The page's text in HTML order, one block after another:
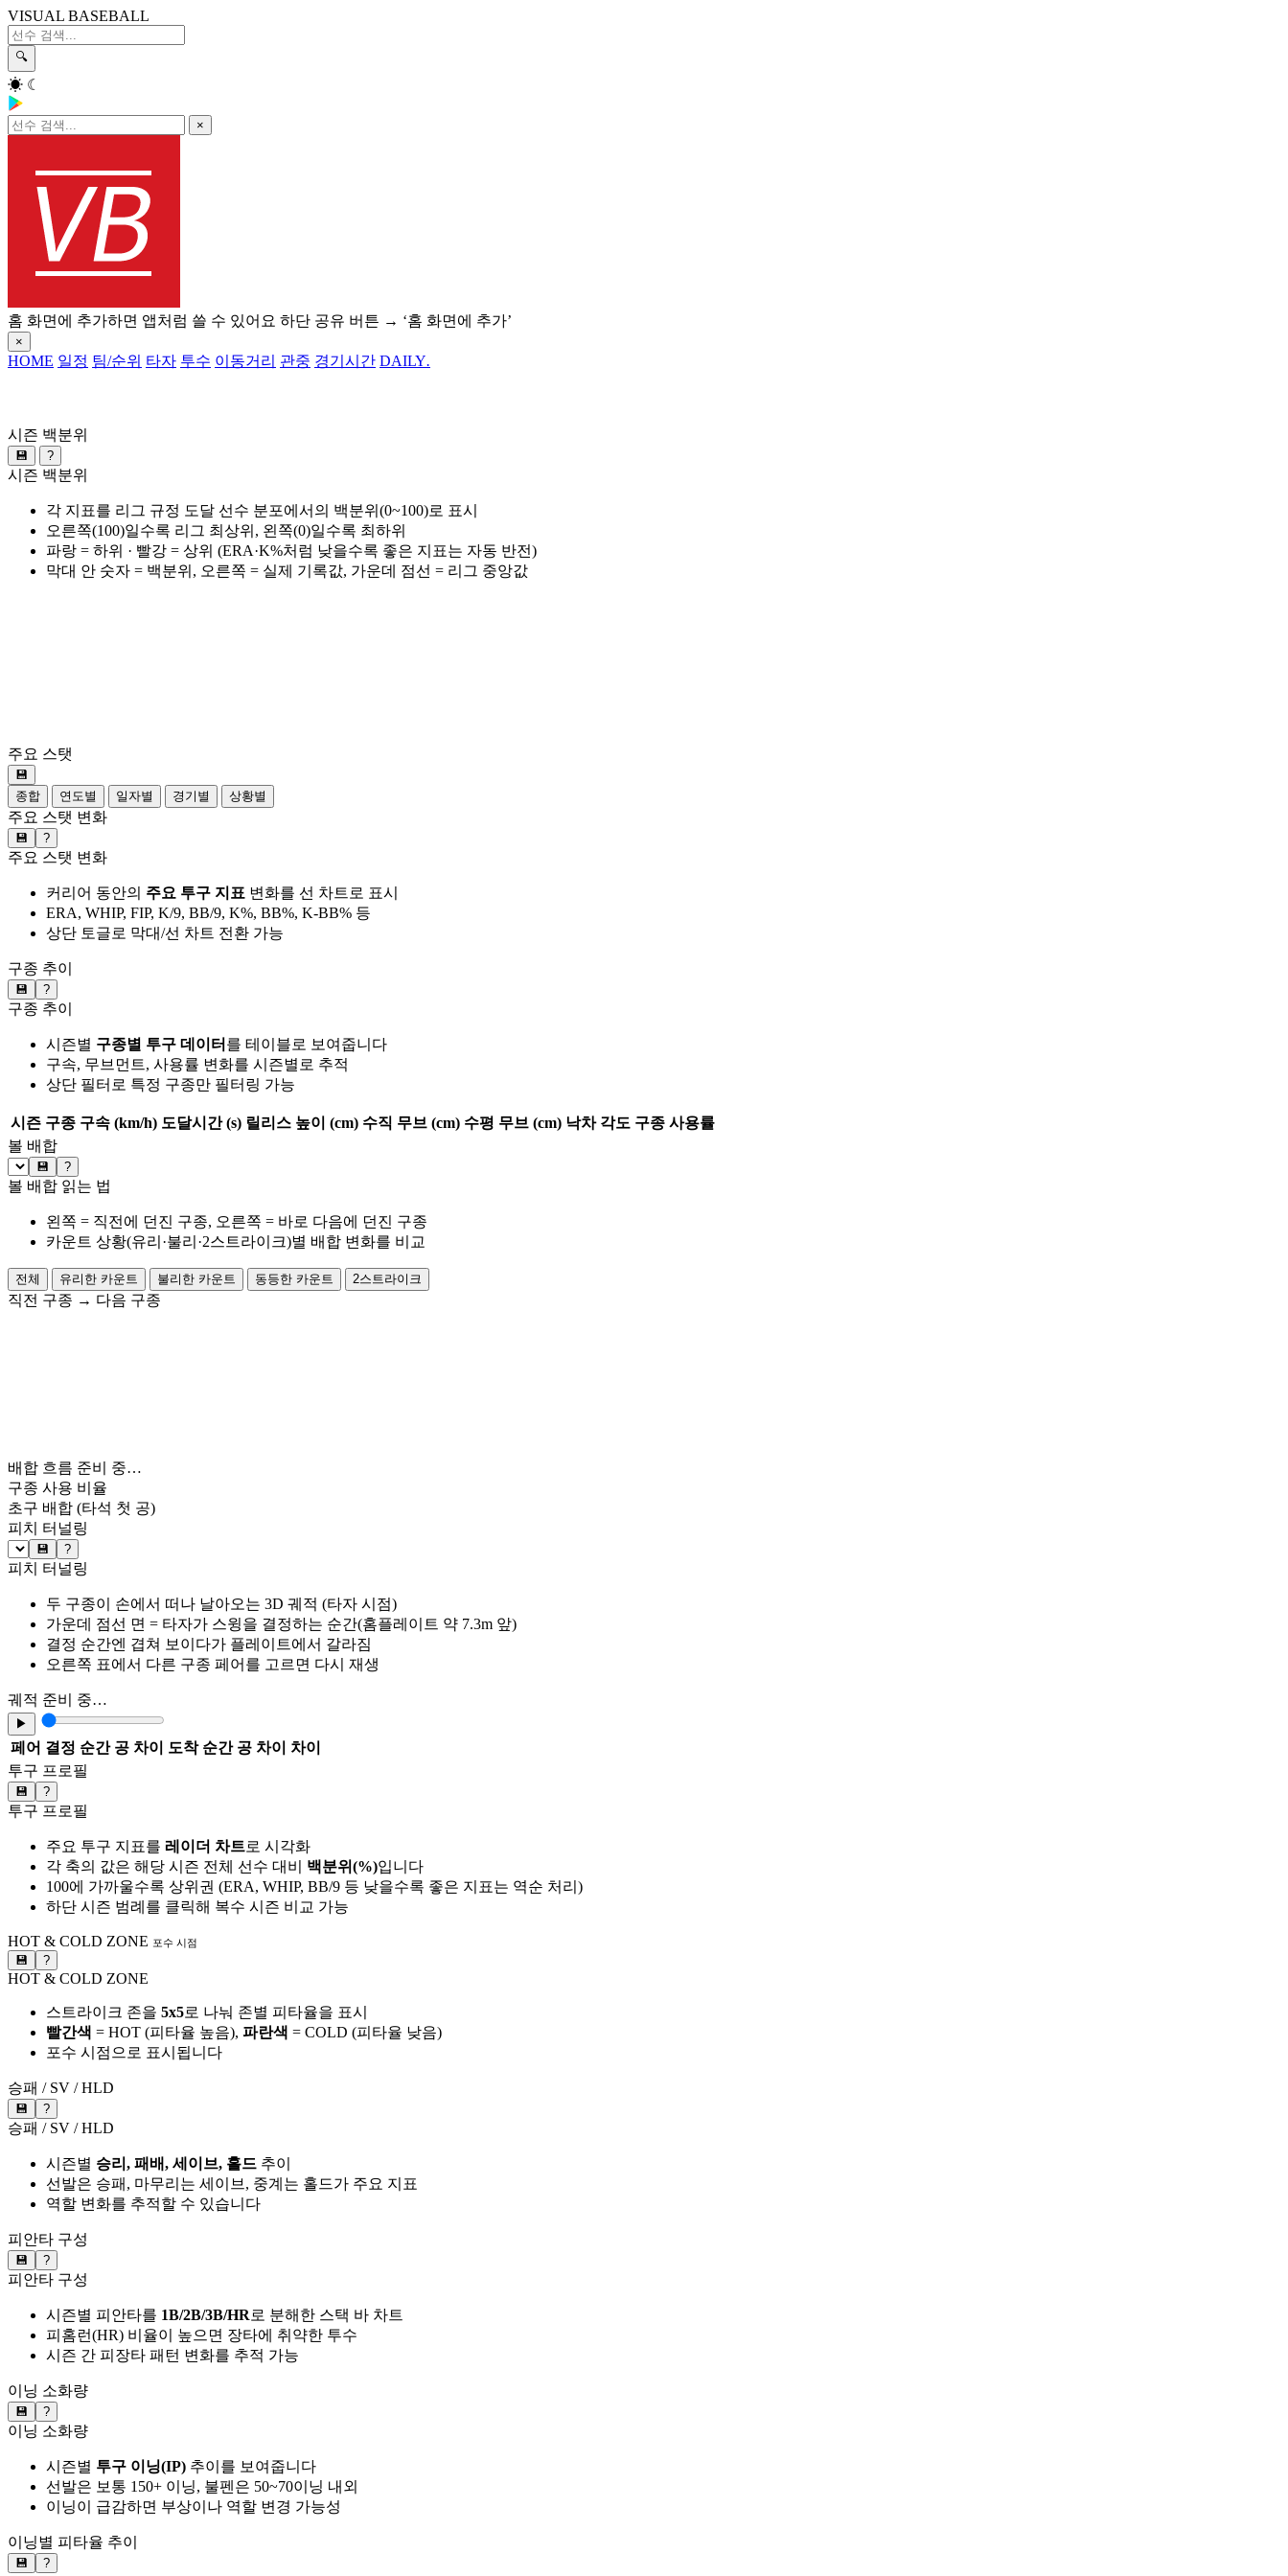
VISUAL BASEBALL
🔍
☀ ☾
×
홈 화면에 추가하면 앱처럼 쓸 수 있어요 하단 공유 버튼 → ‘홈 화면에 추가’
×
HOME 일정 팀/순위 타자 투수 이동거리 관중 경기시간 DAILY.
시즌 백분위
💾 ?
시즌 백분위
각 지표를 리그 규정 도달 선수 분포에서의 백분위(0~100)로 표시
오른쪽(100)일수록 리그 최상위, 왼쪽(0)일수록 최하위
파랑 = 하위 · 빨강 = 상위 (ERA·K%처럼 낮을수록 좋은 지표는 자동 반전)
막대 안 숫자 = 백분위, 오른쪽 = 실제 기록값, 가운데 점선 = 리그 중앙값
주요 스탯
💾
종합
연도별 일자별 경기별 상황별
주요 스탯 변화
💾 ?
주요 스탯 변화
커리어 동안의 주요 투구 지표 변화를 선 차트로 표시
ERA, WHIP, FIP, K/9, BB/9, K%, BB%, K-BB% 등
상단 토글로 막대/선 차트 전환 가능
구종 추이
💾 ?
구종 추이
시즌별 구종별 투구 데이터 를 테이블로 보여줍니다
구속, 무브먼트, 사용률 변화를 시즌별로 추적
상단 필터로 특정 구종만 필터링 가능
시즌 구종 구속 (km/h) 도달시간 (s) 릴리스 높이 (cm) 수직 무브 (cm) 수평 무브 (cm) 낙차 각도 구종 사용률
볼 배합
💾 ?
볼 배합 읽는 법
왼쪽 = 직전에 던진 구종, 오른쪽 = 바로 다음에 던진 구종
카운트 상황(유리·불리·2스트라이크)별 배합 변화를 비교
전체 유리한 카운트 불리한 카운트 동등한 카운트 2스트라이크
직전 구종 → 다음 구종
배합 흐름 준비 중…
구종 사용 비율
초구 배합 (타석 첫 공)
피치 터널링
💾 ?
피치 터널링
두 구종이 손에서 떠나 날아오는 3D 궤적 (타자 시점)
가운데 점선 면 = 타자가 스윙을 결정하는 순간(홈플레이트 약 7.3m 앞)
결정 순간엔 겹쳐 보이다가 플레이트에서 갈라짐
오른쪽 표에서 다른 구종 페어를 고르면 다시 재생
궤적 준비 중…
▶
페어 결정 순간 공 차이 도착 순간 공 차이
차이
투구 프로필
💾 ?
투구 프로필
주요 투구 지표를 레이더 차트로 시각화
각 축의 값은 해당 시즌 전체 선수 대비 백분위(%)입니다
100에 가까울수록 상위권 (ERA, WHIP, BB/9 등 낮을수록 좋은 지표는 역순 처리)
하단 시즌 범례를 클릭해 복수 시즌 비교 가능
HOT & COLD ZONE 포수 시점
💾 ?
HOT & COLD ZONE
스트라이크 존을 5x5로 나눠 존별 피타율을 표시
빨간색 = HOT (피타율 높음), 파란색 = COLD (피타율 낮음)
포수 시점으로 표시됩니다
승패 / SV / HLD
💾 ?
승패 / SV / HLD
시즌별 승리, 패배, 세이브, 홀드 추이
선발은 승패, 마무리는 세이브, 중계는 홀드가 주요 지표
역할 변화를 추적할 수 있습니다
피안타 구성
💾 ?
피안타 구성
시즌별 피안타를 1B/2B/3B/HR로 분해한 스택 바 차트
피홈런(HR) 비율이 높으면 장타에 취약한 투수
시즌 간 피장타 패턴 변화를 추적 가능
이닝 소화량
💾 ?
이닝 소화량
시즌별 투구 이닝(IP) 추이를 보여줍니다
선발은 보통 150+ 이닝, 불펜은 50~70이닝 내외
이닝이 급감하면 부상이나 역할 변경 가능성
이닝별 피타율 추이
💾 ?